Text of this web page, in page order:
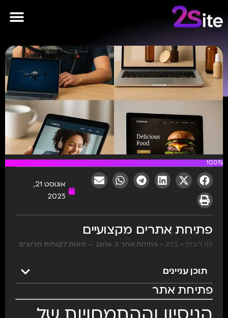
100%
אוגוסט 21,
2025
פתיחת אתרים מקצועיים
דף הבית » בלוג » פתיחת אתר ב 2site – מאות לקוחות מרוצים
תוכן עניינים
פתיחת אתר